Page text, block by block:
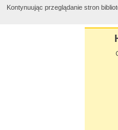
Kontynuując przeglądanie stron